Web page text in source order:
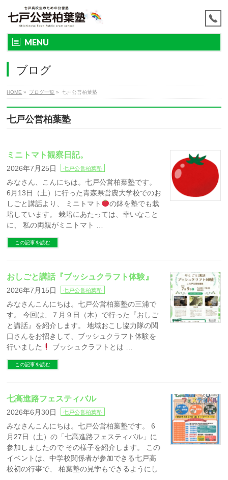
MENU
ブログ
HOME » ブログ一覧 » 七戸公営柏葉塾
七戸公営柏葉塾
ミニトマト観察日記。
2026年7月25日 七戸公営柏葉塾
みなさん、こんにちは。七戸公営柏葉塾です。
6月13日（土）に行った青森県営農大学校でのお
しごと講話より、 ミニトマト
の鉢を塾でも栽
培しています。 栽培にあたっては、幸いなこと
に、 私の両親がミニトマト …
この記事を読む
おしごと講話『ブッシュクラフト体験』
2026年7月15日 七戸公営柏葉塾
みなさんこんにちは。七戸公営柏葉塾の三浦で
す。 今回は、７月９日（木）で行った『おしご
と講話』を紹介します。 地域おこし協力隊の関
口さんをお招きして、ブッシュクラフト体験を
行いました
ブッシュクラフトとは …
この記事を読む
七高進路フェスティバル
2026年6月30日 七戸公営柏葉塾
みなさんこんにちは。七戸公営柏葉塾です。 6
月27日（土）の「七高進路フェスティバル」に
参加しましたので その様子を紹介します。 この
イベントは、中学校関係者が参加できる七戸高
校初の行事で、 柏葉塾の見学もできるようにし